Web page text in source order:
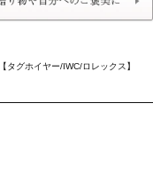
タグホイヤー/IWC/ロレックス】